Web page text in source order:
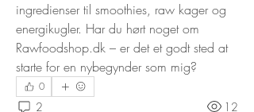
ingredienser til smoothies, raw kager og
energikugler. Har du hørt noget om
Rawfoodshop.dk – er det et godt sted at
starte for en nybegynder som mig?
0
2 12